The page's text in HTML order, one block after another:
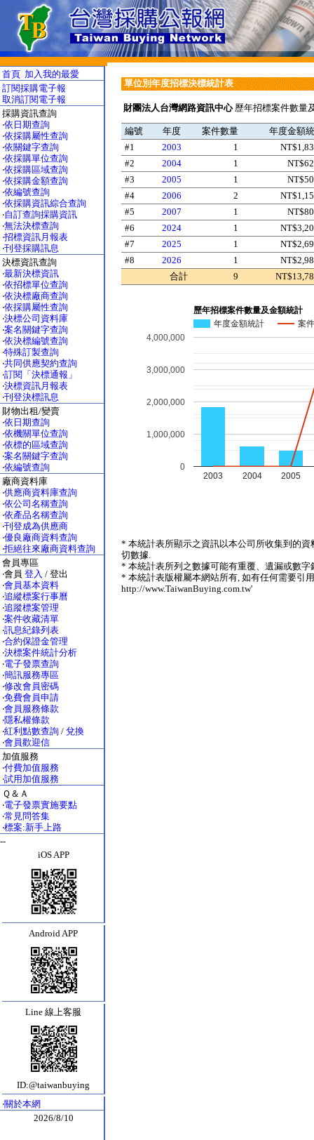
首頁 加入我的最愛
訂閱採購電子報
取消訂閱電子報
採購資訊查詢
‧依日期查詢
‧依採購屬性查詢
‧依關鍵字查詢
‧依採購單位查詢
‧依採購區域查詢
‧依採購金額查詢
‧依編號查詢
‧依採購資訊綜合查詢
‧自訂查詢採購資訊
‧無法決標查詢
‧招標資訊月報表
‧刊登採購訊息
決標資訊查詢
‧最新決標資訊
‧依招標單位查詢
‧依決標廠商查詢
‧依採購屬性查詢
‧決標公司資料庫
‧案名關鍵字查詢
‧依決標編號查詢
‧特殊訂製查詢
‧共同供應契約查詢
‧訂閱「決標通報」
‧決標資訊月報表
‧刊登決標訊息
財物出租/變賣
‧依日期查詢
‧依機關單位查詢
‧依標的區域查詢
‧案名關鍵字查詢
‧依編號查詢
廠商資料庫
‧供應商資料庫查詢
‧依公司名稱查詢
‧依產品名稱查詢
‧刊登成為供應商
‧優良廠商資料查詢
‧拒絕往來廠商資料查詢
會員專區
‧會員 登入 / 登出
‧會員基本資料
‧追縱標案行事曆
‧追蹤標案管理
‧案件收藏清單
‧訊息紀錄列表
‧合約保證金管理
‧決標案件統計分析
‧電子發票查詢
‧簡訊服務專區
‧修改會員密碼
‧免費會員申請
‧會員服務條款
‧隱私權條款
‧紅利點數查詢 / 兌換
‧會員歡迎信
加值服務
‧付費加值服務
‧試用加值服務
Ｑ＆Ａ
‧電子發票實施要點
‧常見問答集
‧標案:新手上路
--
iOS APP
Android APP
Line 線上客服
ID:@taiwanbuying
‧關於本網
2026/8/10
單位別年度招標決標統計表
財團法人台灣網路資訊中心歷年招標案件數量
編號 年度 案件數量
年度金額
#1
2003 1
#2
2004 1
#3
2005 1
#4
2006 2
#5
2007 1
#6
2024 1
#7
2025 1
#8
2026 1
合計
9
歷年招標案件數量及金額統計
年度金額統計
案
2003 2004 2005
0
1,000,000
2,000,000
3,000,000
4,000,000
* 本統計表所顯示之資訊以本公司所收集到的
切數據.
* 本統計表所列之數據可能有重覆、遺漏或數
* 本統計表版權屬本網站所有, 如有任何需要引
http://www.TaiwanBuying.com.tw'